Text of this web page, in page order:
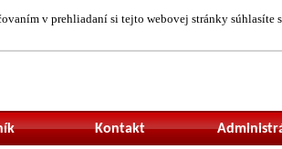
v prehliadaní si tejto webovej stránky súhlasíte
Kontakt